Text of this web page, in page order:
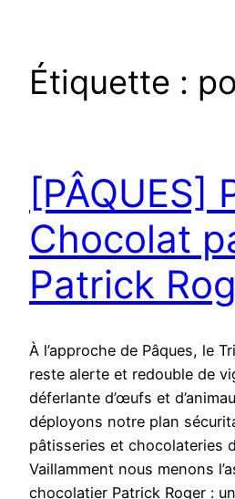
Étiquette :
[PÂQUES]
Chocolat
Patrick
À l’approche de Pâques, le
reste alerte et redouble de
déferlante d’œufs et
déployons notre plan
pâtisseries et chocolateries
Vaillamment nous menons
chocolatier Patrick Roger :